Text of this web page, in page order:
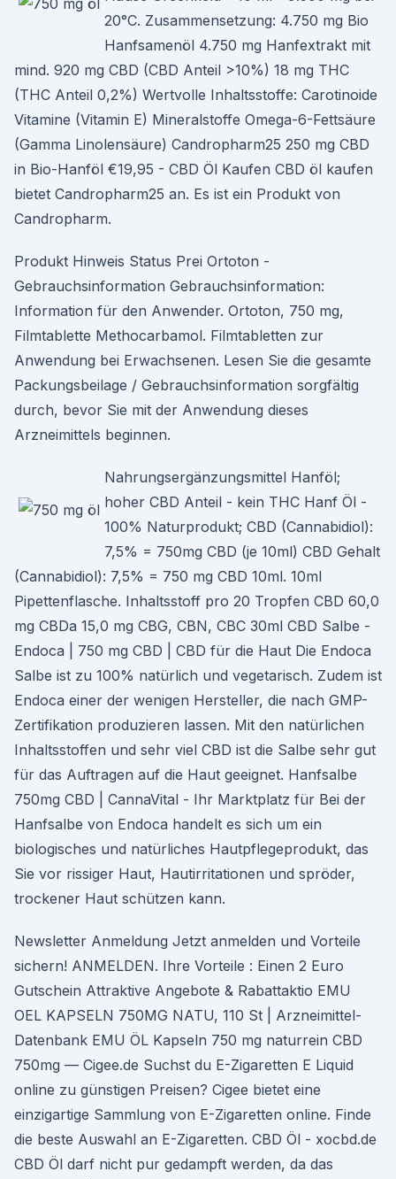
20°C. Zusammensetzung: 4.750 mg Bio
Hanfsamenöl 4.750 mg Hanfextrakt mit
mind. 920 mg CBD (CBD Anteil >10%) 18 mg THC
(THC Anteil 0,2%) Wertvolle Inhaltsstoffe: Carotinoide
Vitamine (Vitamin E) Mineralstoffe Omega-6-Fettsäure
(Gamma Linolensäure) Candropharm25 250 mg CBD
in Bio-Hanföl €19,95 - CBD Öl Kaufen CBD öl kaufen
bietet Candropharm25 an. Es ist ein Produkt von
Candropharm.
Produkt Hinweis Status Prei Ortoton -
Gebrauchsinformation Gebrauchsinformation:
Information für den Anwender. Ortoton, 750 mg,
Filmtablette Methocarbamol. Filmtabletten zur
Anwendung bei Erwachsenen. Lesen Sie die gesamte
Packungsbeilage / Gebrauchsinformation sorgfältig
durch, bevor Sie mit der Anwendung dieses
Arzneimittels beginnen.
Nahrungsergänzungsmittel Hanföl;
hoher CBD Anteil - kein THC Hanf Öl -
100% Naturprodukt; CBD (Cannabidiol):
7,5% = 750mg CBD (je 10ml) CBD Gehalt
(Cannabidiol): 7,5% = 750 mg CBD 10ml. 10ml
Pipettenflasche. Inhaltsstoff pro 20 Tropfen CBD 60,0
mg CBDa 15,0 mg CBG, CBN, CBC 30ml CBD Salbe -
Endoca | 750 mg CBD | CBD für die Haut Die Endoca
Salbe ist zu 100% natürlich und vegetarisch. Zudem ist
Endoca einer der wenigen Hersteller, die nach GMP-
Zertifikation produzieren lassen. Mit den natürlichen
Inhaltsstoffen und sehr viel CBD ist die Salbe sehr gut
für das Auftragen auf die Haut geeignet. Hanfsalbe
750mg CBD | CannaVital - Ihr Marktplatz für Bei der
Hanfsalbe von Endoca handelt es sich um ein
biologisches und natürliches Hautpflegeprodukt, das
Sie vor rissiger Haut, Hautirritationen und spröder,
trockener Haut schützen kann.
Newsletter Anmeldung Jetzt anmelden und Vorteile
sichern! ANMELDEN. Ihre Vorteile : Einen 2 Euro
Gutschein Attraktive Angebote & Rabattaktio EMU
OEL KAPSELN 750MG NATU, 110 St | Arzneimittel-
Datenbank EMU ÖL Kapseln 750 mg naturrein CBD
750mg — Cigee.de Suchst du E-Zigaretten E Liquid
online zu günstigen Preisen? Cigee bietet eine
einzigartige Sammlung von E-Zigaretten online. Finde
die beste Auswahl an E-Zigaretten. CBD Öl - xocbd.de
CBD Öl darf nicht pur gedampft werden, da das